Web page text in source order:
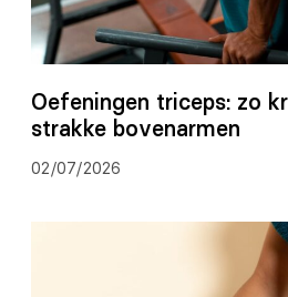
Oefeningen triceps: zo
strakke bovenarmen
02/07/2026